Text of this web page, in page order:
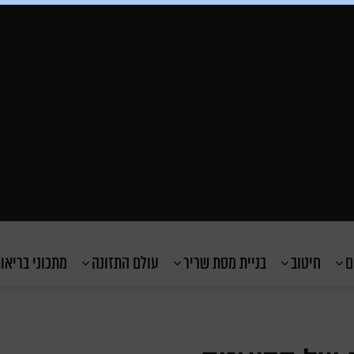
חיטוב בניית מסת שריר עולם התזונה מתכוני